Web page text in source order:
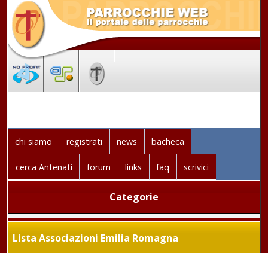
chi siamo registrati news bacheca
cerca Antenati forum links faq scrivici
Categorie
Lista Associazioni Emilia Romagna